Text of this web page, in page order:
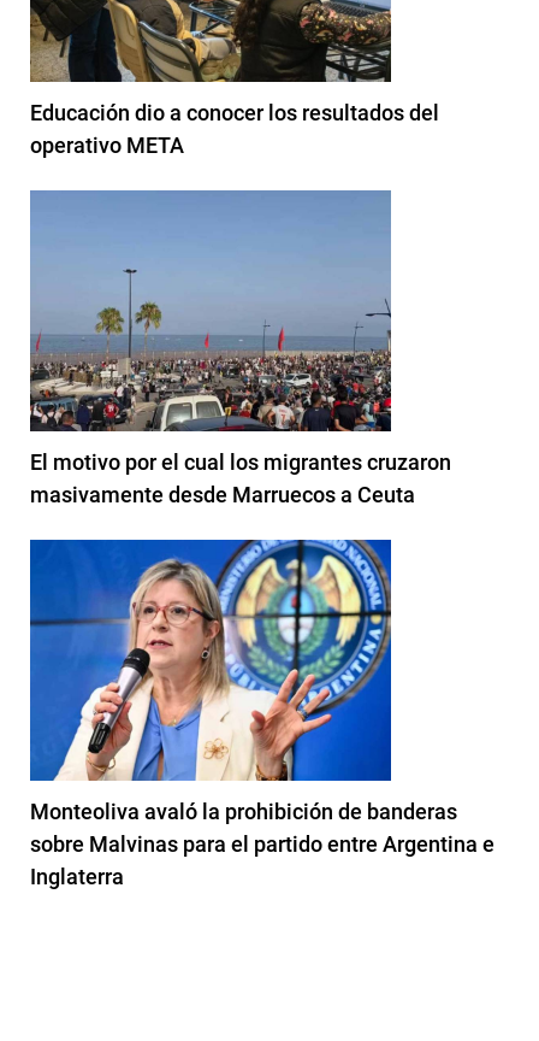
Educación dio a conocer los resultados del
operativo META
El motivo por el cual los migrantes cruzaron
masivamente desde Marruecos a Ceuta
Monteoliva avaló la prohibición de banderas
sobre Malvinas para el partido entre Argentina e
Inglaterra